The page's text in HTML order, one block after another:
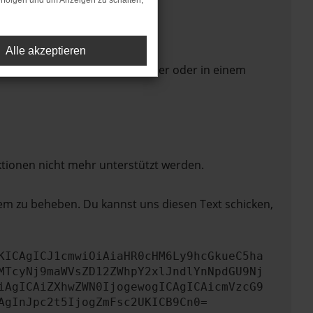
in einem anderen Browser oder in einem
nicht mehr unterstützt werden.
zu beheben. Du kannst uns diesen Text schicken,
Alle akzeptieren